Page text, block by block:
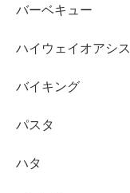
バーベキュー
ハイウェイオアシス
バイキング
パスタ
ハタ